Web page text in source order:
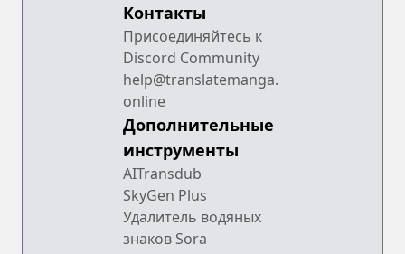
Контакты
Присоединяйтесь к
Discord Community
help@translatemanga.
online
Дополнительные
инструменты
AITransdub
SkyGen Plus
Удалитель водяных
знаков Sora